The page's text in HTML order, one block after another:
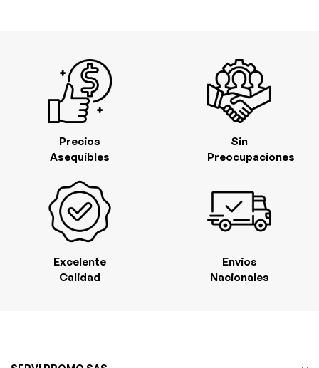
Excelente
Calidad
Precios
Asequibles
Envios
Nacionales
Sin
Preocupaciones